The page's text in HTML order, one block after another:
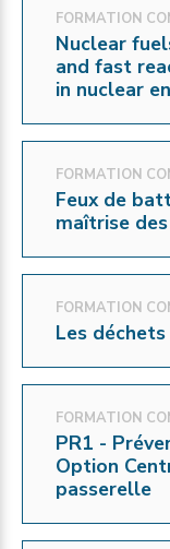
FORMATION
Nuclear
and fast
in nuclear
FORMATION
Feux de
maîtrise
FORMATION
Les
FORMATION
PR1 -
Option
passerelle